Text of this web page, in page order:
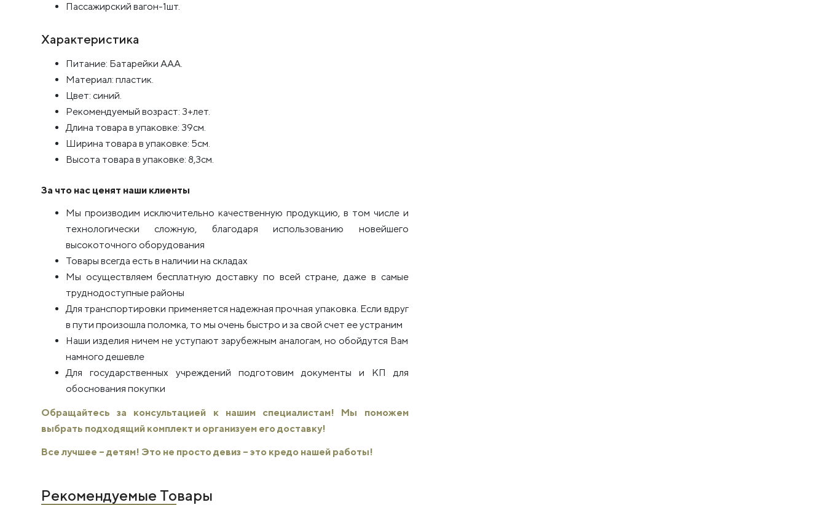
Пассажирский вагон-1шт.
Характеристика
Питание: Батарейки ААА.
Материал: пластик.
Цвет: синий.
Рекомендуемый возраст: 3+лет.
Длина товара в упаковке: 39см.
Ширина товара в упаковке: 5см.
Высота товара в упаковке: 8,3см.
За что нас ценят наши клиенты
Мы производим исключительно качественную продукцию, в том числе и
технологически сложную, благодаря использованию новейшего
высокоточного оборудования
Товары всегда есть в наличии на складах
Мы осуществляем бесплатную доставку по всей стране, даже в самые
труднодоступные районы
Для транспортировки применяется надежная прочная упаковка. Если вдруг
в пути произошла поломка, то мы очень быстро и за свой счет ее устраним
Наши изделия ничем не уступают зарубежным аналогам, но обойдутся Вам
намного дешевле
Для государственных учреждений подготовим документы и КП для
обоснования покупки
Обращайтесь за консультацией к нашим специалистам! Мы поможем
выбрать подходящий комплект и организуем его доставку!
Все лучшее – детям! Это не просто девиз – это кредо нашей работы!
Рекомендуемые Товары